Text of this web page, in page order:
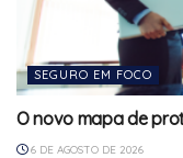
SEGURO EM FOCO
O novo mapa de
6 DE AGOSTO DE 2026